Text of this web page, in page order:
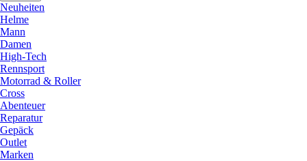
Neuheiten
Helme
Mann
Damen
High-Tech
Rennsport
Motorrad & Roller
Cross
Abenteuer
Reparatur
Gepäck
Outlet
Marken